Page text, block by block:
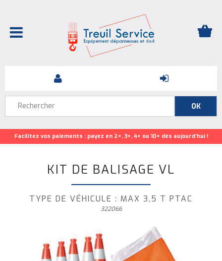
Facilitez vos paiements : payez en 2×, 3×, 4× ou 10× dès aujourd’hui !
KIT DE BALISAGE VL
TYPE DE VÉHICULE : MAX 3,5 T PTAC
322066